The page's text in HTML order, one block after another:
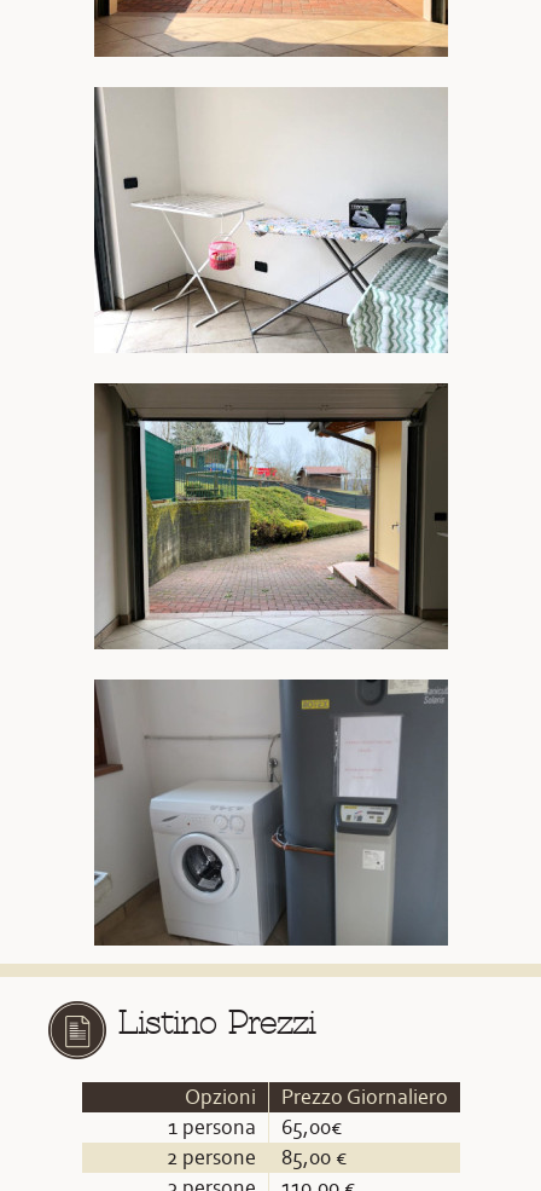
Listino Prezzi
Opzioni
Prezzo Giornaliero
1 persona
65,00€
2 persone
85,00 €